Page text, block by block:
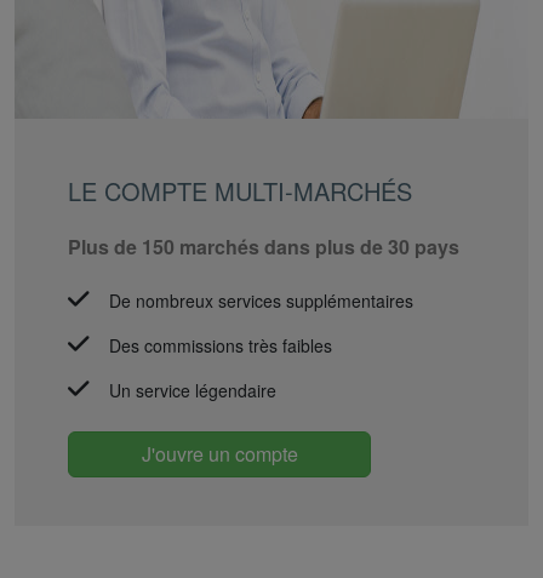
LE COMPTE MULTI-MARCHÉS
Plus de 150 marchés dans plus de 30 pays
De nombreux services supplémentaires
Des commissions très faibles
Un service légendaire
J'ouvre un compte